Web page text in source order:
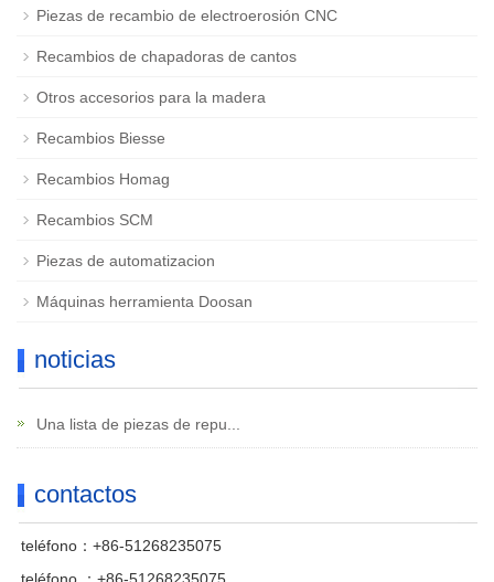
Piezas de recambio de electroerosión CNC
Recambios de chapadoras de cantos
Otros accesorios para la madera
Recambios Biesse
Recambios Homag
Recambios SCM
Piezas de automatizacion
Máquinas herramienta Doosan
noticias
Una lista de piezas de repu...
contactos
teléfono：+86-51268235075